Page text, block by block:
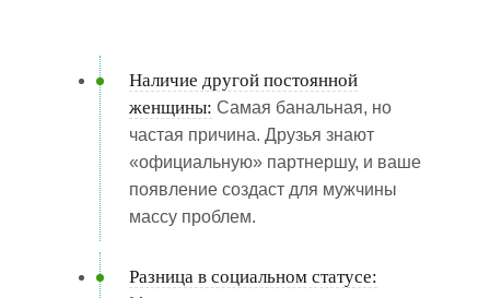
Наличие другой постоянной
женщины: Самая банальная, но
частая причина. Друзья знают
«официальную» партнершу, и ваше
появление создаст для мужчины
массу проблем.
Разница в социальном статусе: